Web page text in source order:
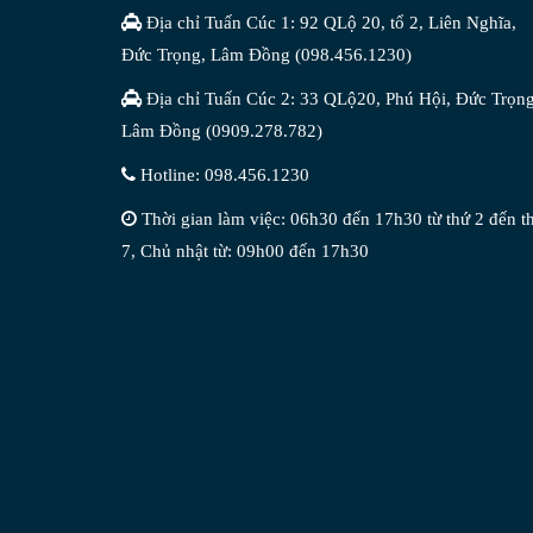
Địa chỉ Tuấn Cúc 1: 92 QLộ 20, tổ 2, Liên Nghĩa,
Đức Trọng, Lâm Đồng (098.456.1230)
Địa chỉ Tuấn Cúc 2: 33 QLộ20, Phú Hội, Đức
Lâm Đồng (0909.278.782)
Hotline: 098.456.1230
Thời gian làm việc: 06h30 đến 17h30 từ thứ 2 đến
7, Chủ nhật từ: 09h00 đến 17h30